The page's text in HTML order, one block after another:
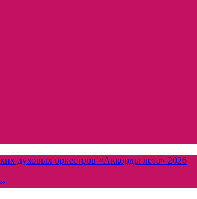
духовых оркестров «Аккорды лета» 2026